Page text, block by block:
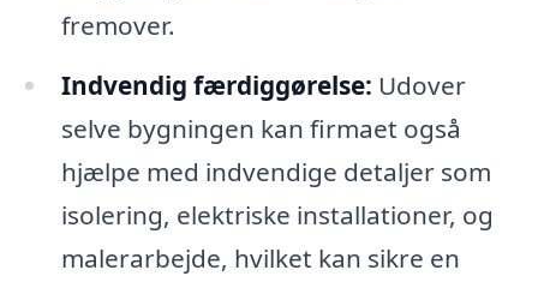
fremover.
Indvendig færdiggørelse: Udover
selve bygningen kan firmaet også
hjælpe med indvendige detaljer som
isolering, elektriske installationer, og
malerarbejde, hvilket kan sikre en